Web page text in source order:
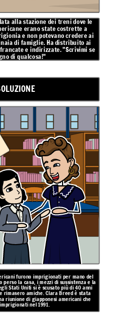
alla stazione dei treni dove le
erano state costrette a
e non potevano credere ai
di famiglie. Ha distribuito ai
e indirizzate. "Scrivimi se
di qualcosa!"
furono imprigionati per mano del
la casa, i mezzi di sussistenza e la
Stati Uniti si è scusato più di 40 anni
rimasero amiche. Clara Breed è stata
riunione di giapponesi americani che
nel 1991.